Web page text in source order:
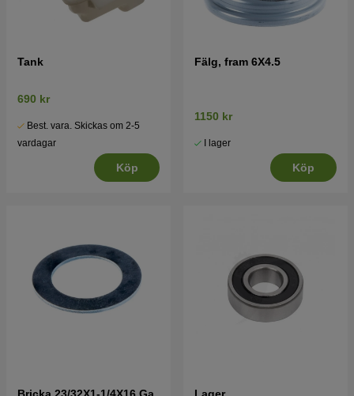
Tank
690 kr
Best. vara. Skickas om 2-5
vardagar
Köp
Fälg, fram 6X4.5
1150 kr
I lager
Köp